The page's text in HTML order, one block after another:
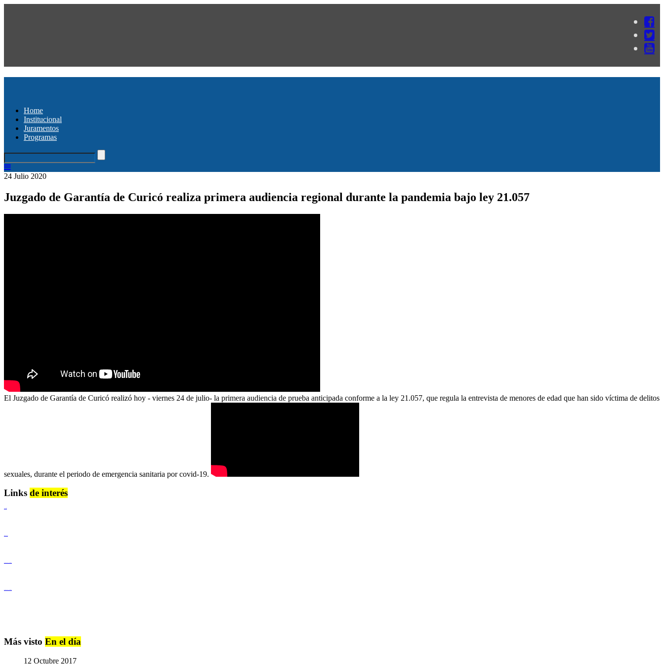
Home
Institucional
Juramentos
Programas
24 Julio 2020
Juzgado de Garantía de Curicó realiza primera audiencia regional durante la pandemia bajo ley 21.057
El Juzgado de Garantía de Curicó realizó hoy - viernes 24 de julio- la primera audiencia de prueba anticipada conforme a la ley 21.057, que regula la entrevista de menores de edad que han sido víctima de delitos
sexuales, durante el periodo de emergencia sanitaria por covid-19.
Links de interés
Más visto En el día
12 Octubre 2017